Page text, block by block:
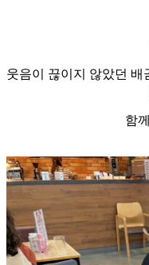
웃음이 끊이지 않았던 배
함